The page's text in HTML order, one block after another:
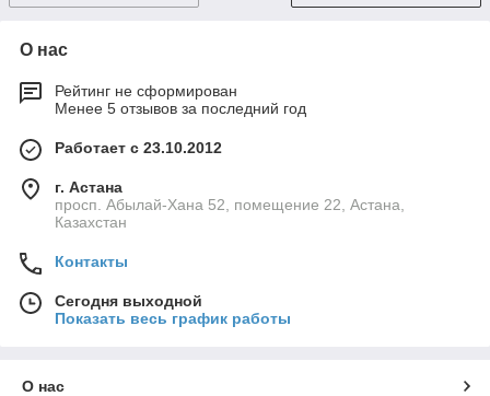
О нас
Рейтинг не сформирован
Менее 5 отзывов за последний год
Работает с 23.10.2012
г. Астана
просп. Абылай-Хана 52, помещение 22, Астана,
Казахстан
Контакты
Сегодня выходной
Показать весь график работы
О нас